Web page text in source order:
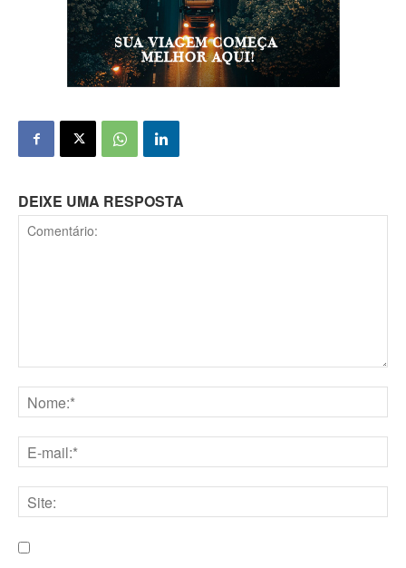
DEIXE UMA RESPOSTA
mail:*